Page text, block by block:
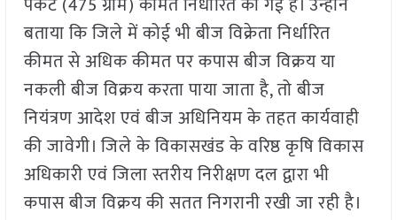
बताया कि जिले में कोई भी बीज विक्रेता निर्धारित
कीमत से अधिक कीमत पर कपास बीज विक्रय या
नकली बीज विक्रय करता पाया जाता है, तो बीज
नियंत्रण आदेश एवं बीज अधिनियम के तहत कार्यवाही
की जावेगी। जिले के विकासखंड के वरिष्ठ कृषि विकास
अधिकारी एवं जिला स्तरीय निरीक्षण दल द्वारा भी
कपास बीज विक्रय की सतत निगरानी रखी जा रही है।